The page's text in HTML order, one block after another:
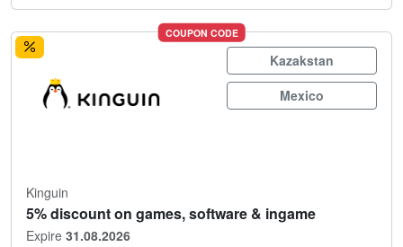
COUPON CODE
Kazakstan
Mexico
Kinguin
5% discount on games, software & ingame
Expire 31.08.2026